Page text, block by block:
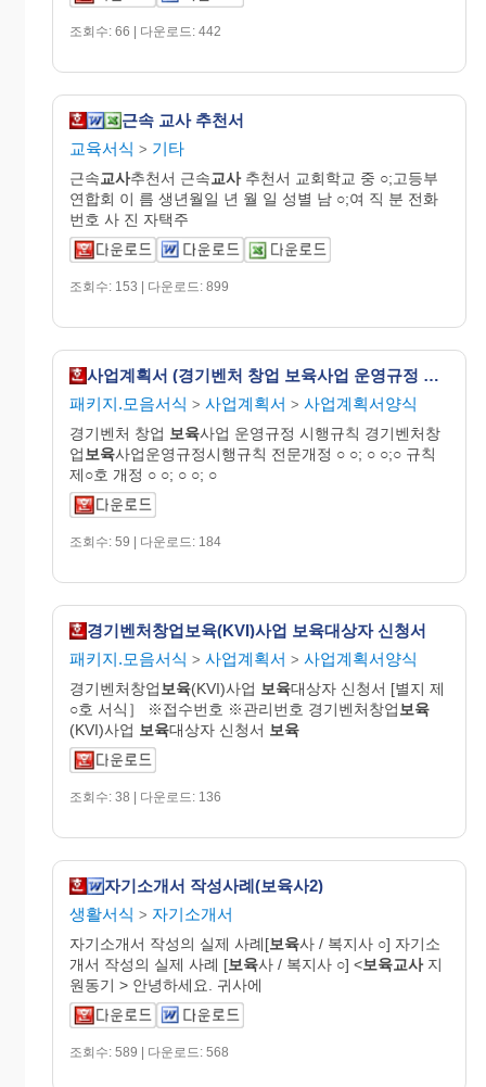
조회수: 66 | 다운로드: 442
근속 교사 추천서
교육서식 > 기타
근속교사추천서 근속교사추천서 교회학교 중 ○;고등부
연합회 이 름 생년월일 년 월 일 성별 남 ○;여 직 분 전화
번호 사 진 자택주
조회수: 153 | 다운로드: 899
사업계획서 (경기벤처 창업 보육사업 운영규정 시행규칙)
패키지.모음서식 > 사업계획서 > 사업계획서양식
경기벤처 창업 보육사업 운영규정 시행규칙 경기벤처창
업 보육사업운영규정시행규칙 전문개정 ○ ○; ○ ○;○ 규칙
제○호 개정 ○ ○; ○ ○; ○
조회수: 59 | 다운로드: 184
경기벤처창업보육(KVI)사업 보육대상자 신청서
패키지.모음서식 > 사업계획서 > 사업계획서양식
경기벤처창업 보육(KVI)사업 보육대상자 신청서 [별지 제
○호 서식］ ※접수번호 ※관리번호 경기벤처창업 보육
(KVI)사업 보육대상자 신청서 보육
조회수: 38 | 다운로드: 136
자기소개서 작성사례(보육사2)
생활서식 > 자기소개서
자기소개서 작성의 실제 사례[보육사 / 복지사 ○] 자기소
개서 작성의 실제 사례 [보육사 / 복지사 ○] <보육교사지
원동기 > 안녕하세요. 귀사에
조회수: 589 | 다운로드: 568